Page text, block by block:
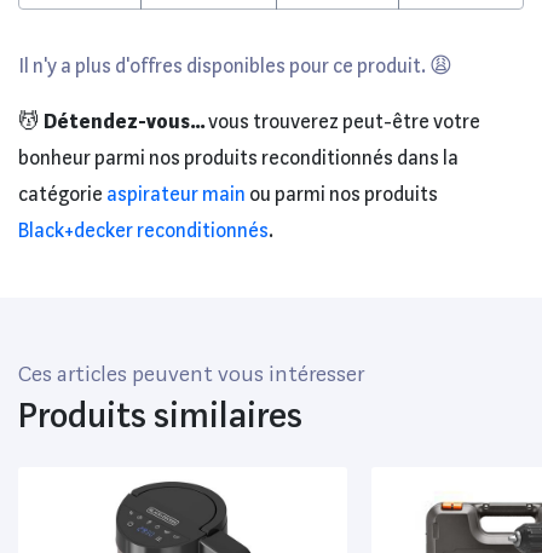
Il n'y a plus d'offres disponibles pour ce produit. 😩
💆 Détendez-vous...vous trouverez peut-être votre
bonheur parmi nos produits reconditionnés dans la
catégorie aspirateur main ou parmi nos produits
Black+decker reconditionnés.
Ces articles peuvent vous intéresser
Produits similaires